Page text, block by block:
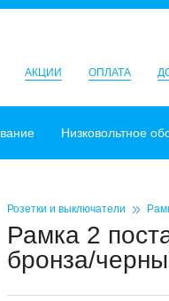
АКЦИИ ОПЛАТА
Низковольтное
Розетки и выключатели
Рамка 2
бронза/